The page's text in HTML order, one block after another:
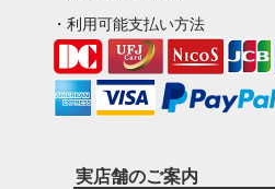
・利用可能支払い方法
実店舗のご案内